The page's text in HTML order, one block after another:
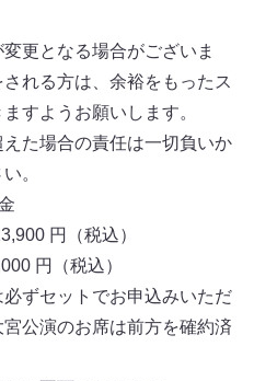
更となる場合がございま
れる方は、余裕をもったス
すようお願いします。
た場合の責任は一切負いか
。
円（税込）
円（税込）
ずセットでお申込みいただ
公演のお席は前方を確約済